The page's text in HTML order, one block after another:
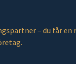
– du får